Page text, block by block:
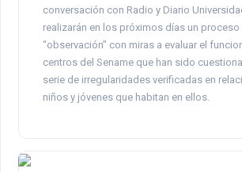
conversación con Radio y Diario
realizarán en los próximos días un proceso
“observación” con miras a evaluar el
centros del Sename que han sido
serie de irregularidades verificadas en
niños y jóvenes que habitan en ellos.